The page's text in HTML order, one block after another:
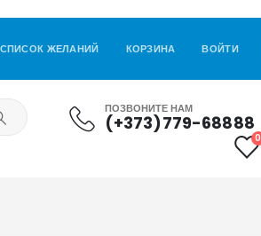
СПИСОК ЖЕЛАНИЙ КОРЗИНА ВОЙТИ
ПОЗВОНИТЕ НАМ
(+373)779-68888
0